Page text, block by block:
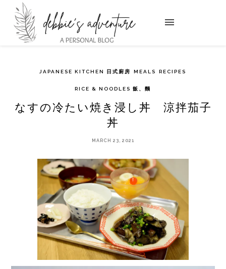
JAPANESE KITCHEN 日式廚房 MEALS RECIPES
RICE & NOODLES 飯、麵
なすの冷たい焼き浸し丼 涼拌茄子
丼
MARCH 23, 2021